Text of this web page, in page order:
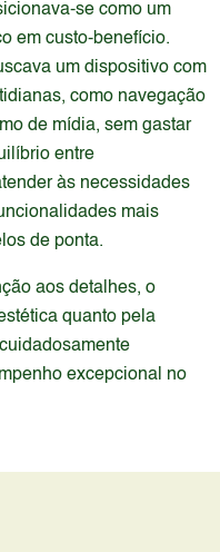
se como um
em custo-benefício.
um dispositivo com
como navegação
de mídia, sem gastar
entre
às necessidades
mais
de ponta.
aos detalhes, o
quanto pela
excepcional no